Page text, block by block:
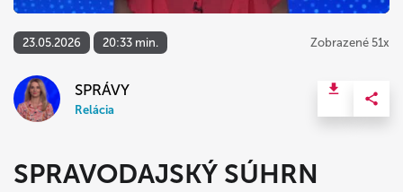
23.05.2026 20:33 min. Zobrazené 51x
SPRÁVY
Relácia
SPRAVODAJSKÝ SÚHRN